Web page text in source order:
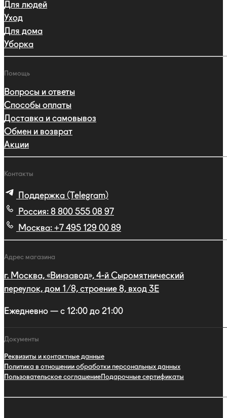
Для людей
Уход
Для дома
Уборка
Помощь
Вопросы и ответы
Способы оплаты
Доставка и самовывоз
Обмен и возврат
Акции
Контакты
Поддержка (Telegram)
Россия: 8 800 555 08 97
Москва: +7 495 129 00 89
Адрес магазина
г. Москва, «Винзавод», 4-й Сыромятнический
переулок, дом 1/8, строение 8, вход 3E
Ежедневно — с 12:00 до 21:00
Документы
Реквизиты и контактные данные
Политика в отношении обработки персональных данных
Пользовательское соглашениеПодарочные сертификаты